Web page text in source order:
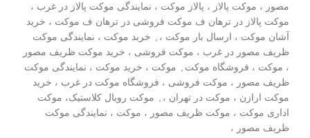
مصور ، موکت پالاز ، پالاز موکت ، نمایندگی موکت پالاز در غرب ،
موکت پالاز در ترهان ف موکت فروشی در ترهان ف موکت ، خرید
آشان موکت ، ارسال بار موکت ،
خربد موکت ، نمایندگی موکت
ظریف مصور در غرب ، موکت فروشی ، خرید موکت ظریف مصور
، موکت ، فروشگاه موکت
موکت ، خرید موکت ، نمایندگی موکت
ظریف مصور ، موکت فروشی ، فروشگاه موکت در غرب ، خرید
موکت ارازن ، موکت در تهران ،
موکت رویال کلاستیک، موکت
اداری موکت ، موکت ظریف مصور ، موکت ، نمایندگی موکت
ظریف مصور ،